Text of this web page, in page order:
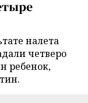
налета
четверо
ребенок,